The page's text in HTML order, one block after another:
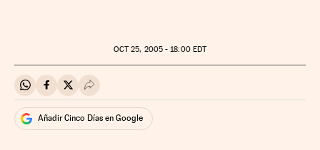
OCT25, 2005 - 18:00EDT
Compartir en Whatsapp
Compartir en Facebook
Compartir en Twitter
Desplegar Redes Sociales
Añadir Cinco Días en Google